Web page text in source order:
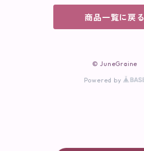
cocochiaお祝いギフトセット(包装あり)
エイジングトラブル
商品一覧に戻る
© JuneGraine
Powered by